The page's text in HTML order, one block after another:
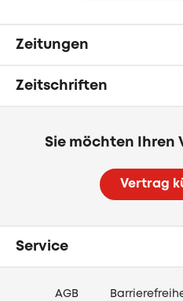
Zeitungen
Zeitschriften
Sie möchten Ihren
Vertrag
Service
AGB